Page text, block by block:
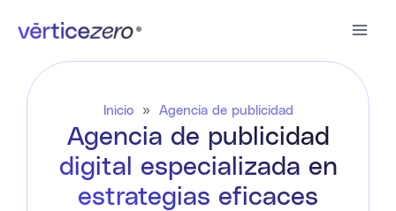
contenido
Inicio » Agencia de publicidad
Agencia de publicidad
digital especializada en
estrategias eficaces